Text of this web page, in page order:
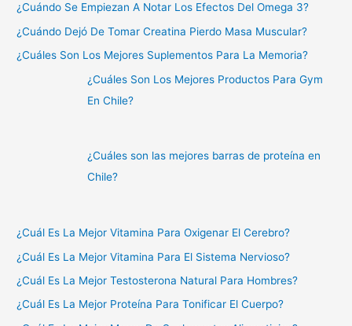
¿Cuándo Se Empiezan A Notar Los Efectos Del Omega 3?
¿Cuándo Dejó De Tomar Creatina Pierdo Masa Muscular?
¿Cuáles Son Los Mejores Suplementos Para La Memoria?
¿Cuáles Son Los Mejores Productos Para Gym
En Chile?
¿Cuáles son las mejores barras de proteína en
Chile?
¿Cuál Es La Mejor Vitamina Para Oxigenar El Cerebro?
¿Cuál Es La Mejor Vitamina Para El Sistema Nervioso?
¿Cuál Es La Mejor Testosterona Natural Para Hombres?
¿Cuál Es La Mejor Proteína Para Tonificar El Cuerpo?